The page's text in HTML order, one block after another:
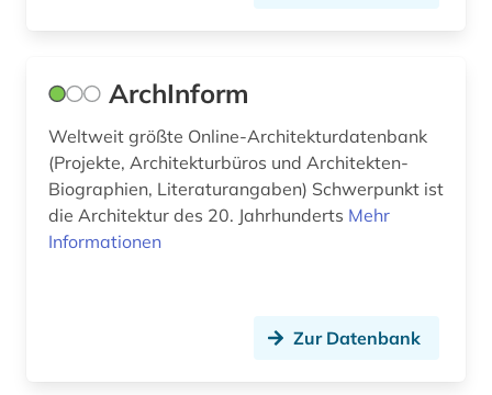
dänemark (4)
e-learning (4)
e-tutorial (1)
edward s. morse (1)
ArchInform
Weltweit größte Online-Architekturdatenbank
(Projekte, Architekturbüros und Architekten-
Biographien, Literaturangaben) Schwerpunkt ist
die Architektur des 20. Jahrhunderts Mehr
Informationen
Zur Datenbank